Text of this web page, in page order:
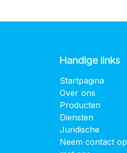
Handige links
Startpagina
Over ons
Producten
Diensten
Juridische
Neem contact op